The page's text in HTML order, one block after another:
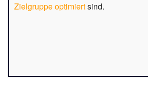
Zielgruppe optimiertsind.